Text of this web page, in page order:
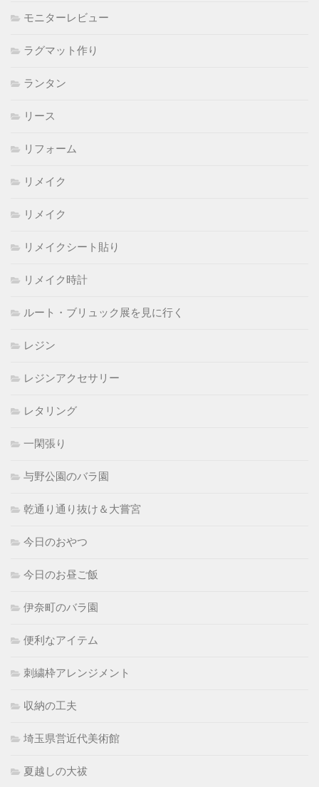
モニターレビュー
ラグマット作り
ランタン
リース
リフォーム
リメイク
リメイク
リメイクシート貼り
リメイク時計
ルート・ブリュック展を見に行く
レジン
レジンアクセサリー
レタリング
一閑張り
与野公園のバラ園
乾通り通り抜け＆大嘗宮
今日のおやつ
今日のお昼ご飯
伊奈町のバラ園
便利なアイテム
刺繍枠アレンジメント
収納の工夫
埼玉県営近代美術館
夏越しの大祓